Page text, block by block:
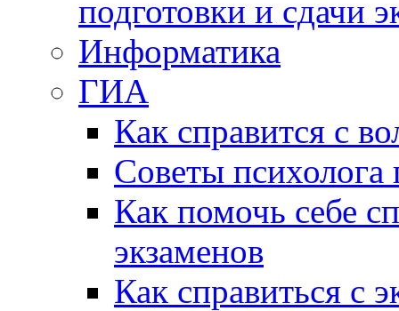
подготовки и сдачи
Информатика
ГИА
Как справится с
Советы
Как помочь себе
экзаменов
Как справиться с